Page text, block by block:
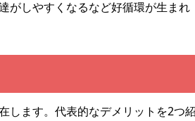
がしやすくなるなど好循環が生まれ
します。代表的なデメリットを2つ